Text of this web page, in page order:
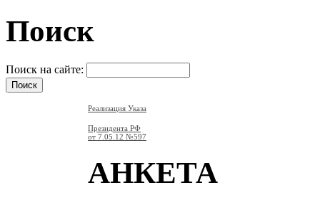
Поиск
Поиск на сайте:
Реализация Указа
Президента РФ
от 7.05.12 №597
АНКЕТА